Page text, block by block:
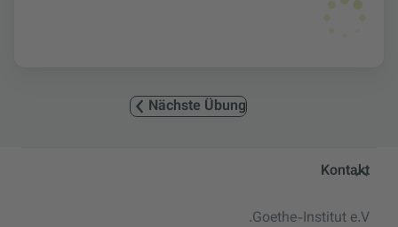
Nächste Übung
Service- und Informationsbereich
Kontakt
Goethe-Institut e.V.